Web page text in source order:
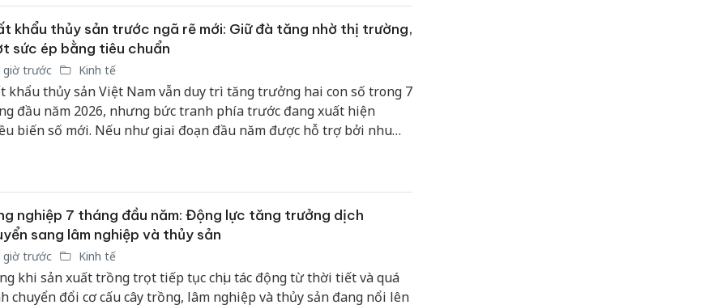
khẩu thủy sản trước ngã rẽ mới: Giữ đà tăng nhờ thị trường,
sức ép bằng tiêu chuẩn
giờ trước Kinh tế
khẩu thủy sản Việt Nam vẫn duy trì tăng trưởng hai con số trong 7
đầu năm 2026, nhưng bức tranh phía trước đang xuất hiện
biến số mới. Nếu như giai đoạn đầu năm được hỗ trợ bởi nhu
quan và tiêu chuẩn kỹ thuật ngày càng khắt khe.
nghiệp 7 tháng đầu năm: Động lực tăng trưởng dịch
sang lâm nghiệp và thủy sản
giờ trước Kinh tế
khi sản xuất trồng trọt tiếp tục chịu tác động từ thời tiết và quá
chuyển đổi cơ cấu cây trồng, lâm nghiệp và thủy sản đang nổi lên